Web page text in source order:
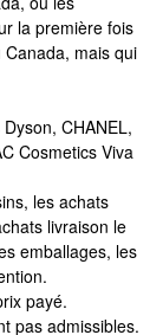
la première fois
mais qui
CHANEL,
Cosmetics Viva
les achats
livraison le
emballages, les
payé.
pas admissibles.